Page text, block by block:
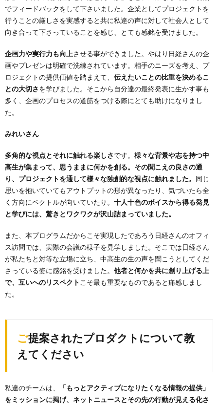
でフィードバックをして下さいました。企業としてプロジェクトを
行うことの厳しさを実感すると共に私達の声に対して社会人として
向き合って下さっていることを感じ、とても感銘を受けました。
企画力や実行力も向上させる事ができました。やはり日経さんの企
画やプレゼンは明確で洗練されています。相手のニーズを考え、プ
ロジェクトの提供価値を踏まえて、 伝えたいことの比重を決めるこ
との大切さを学びました。そこから自分達の最終発表に生かす事も
多く、企画のプロセスの道筋をつける際にとても助けになりまし
た。
みれいさん
多角的な視点とそれに触れる楽しさです。 様々な背景や志を持つ中
高生が集まって、思うままに何かを創る。その聞こえの良さの通
り、プロジェクトを通して様々な独創的な視点に触れました。 同じ
思いを抱いていてもアウトプットの形が異なったり、気づいたら全
く方向にベクトルが向いていたり。 十人十色のボイスから得る発見
と学びには、驚きとワクワクが沢山詰まっていました。
また、本プログラムだからこそ実現したであろう日経さんのオフィ
ス訪問では、実際の会議の様子を見学しました。そこでは日経さん
が私たちと対等な立場に立ち、中高生の生の声を聞こうとしてくだ
さっている姿に感銘を受けました。 他者と何かを共に創り上げる上
で、互いへのリスペクト こそ最も重要なものであると痛感しまし
た。
ご提案されたプロダクトについて教
えてください
私達のチームは、
「もっとアクティブになりたくなる情報の提供」
をミッションに掲げ、ネットニュースとその先の行動が見える化さ